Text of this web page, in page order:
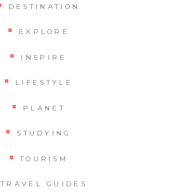
DESTINATION
EXPLORE
INSPIRE
LIFESTYLE
PLANET
STUDYING
TOURISM
TRAVEL GUIDES